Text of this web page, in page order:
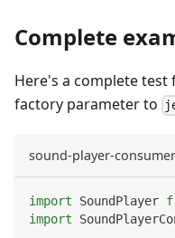
Complete
Here's a complete
factory parameter to
sound-player-
import SoundPlayer
import